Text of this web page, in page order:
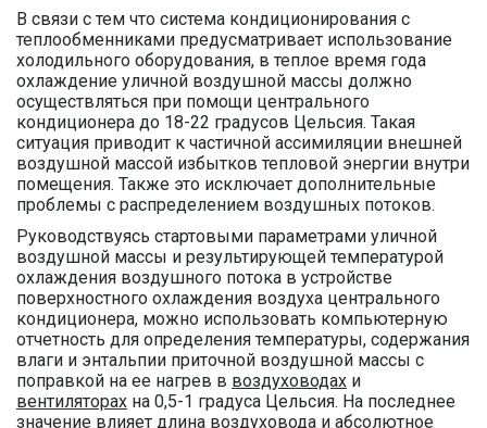
В связи с тем что система кондиционирования с
теплообменниками предусматривает использование
холодильного оборудования, в теплое время года
охлаждение уличной воздушной массы должно
осуществляться при помощи центрального
кондиционера до 18-22 градусов Цельсия. Такая
ситуация приводит к частичной ассимиляции внешней
воздушной массой избытков тепловой энергии внутри
помещения. Также это исключает дополнительные
проблемы с распределением воздушных потоков.
Руководствуясь стартовыми параметрами уличной
воздушной массы и результирующей температурой
охлаждения воздушного потока в устройстве
поверхностного охлаждения воздуха центрального
кондиционера, можно использовать компьютерную
отчетность для определения температуры, содержания
влаги и энтальпии приточной воздушной массы с
поправкой на ее нагрев в воздуховодах и
вентиляторах на 0,5-1 градуса Цельсия. На последнее
значение влияет длина воздуховода и абсолютное